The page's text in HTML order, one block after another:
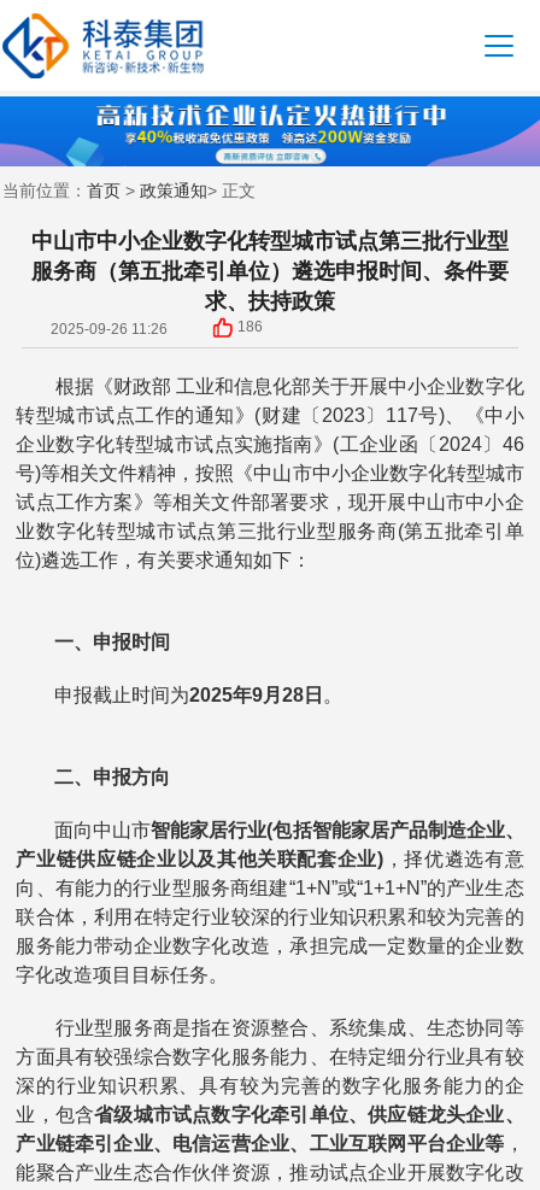
当前位置： 首页 > 政策通知> 正文
中山市中小企业数字化转型城市试点第三批行业型
服务商（第五批牵引单位）遴选申报时间、条件要
求、扶持政策
2025-09-26 11:26 186
根据《财政部 工业和信息化部关于开展中小企业数字化
转型城市试点工作的通知》(财建〔2023〕117号)、《中小
企业数字化转型城市试点实施指南》(工企业函〔2024〕46
号)等相关文件精神，按照《中山市中小企业数字化转型城市
试点工作方案》等相关文件部署要求，现开展中山市中小企
业数字化转型城市试点第三批行业型服务商(第五批牵引单
位)遴选工作，有关要求通知如下：
一、申报时间
申报截止时间为2025年9月28日 。
二、申报方向
面向中山市智能家居行业(包括智能家居产品制造企业、
产业链供应链企业以及其他关联配套企业) ，择优遴选有意
向、有能力的行业型服务商组建“1+N”或“1+1+N”的产业生态
联合体，利用在特定行业较深的行业知识积累和较为完善的
服务能力带动企业数字化改造，承担完成一定数量的企业数
字化改造项目目标任务。
行业型服务商是指在资源整合、系统集成、生态协同等
方面具有较强综合数字化服务能力、在特定细分行业具有较
深的行业知识积累、具有较为完善的数字化服务能力的企
业，包含省级城市试点数字化牵引单位、供应链龙头企业、
产业链牵引企业、电信运营企业、工业互联网平台企业等 ，
能聚合产业生态合作伙伴资源，推动试点企业开展数字化改